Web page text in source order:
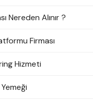
Nereden Alınır ?
Firması
Hizmeti